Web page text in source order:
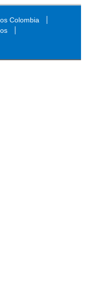
Colombia